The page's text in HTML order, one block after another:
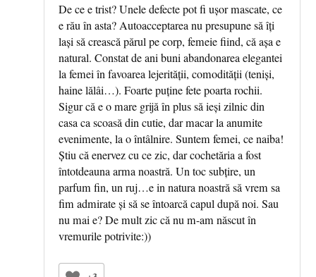
De ce e trist? Unele defecte pot fi ușor mascate, ce
e rău în asta? Autoacceptarea nu presupune să îți
lași să crească părul pe corp, femeie fiind, că așa e
natural. Constat de ani buni abandonarea elegantei
la femei în favoarea lejerității, comodității (teniși,
haine lălâi…). Foarte puține fete poarta rochii.
Sigur că e o mare grijă în plus să ieși zilnic din
casa ca scoasă din cutie, dar macar la anumite
evenimente, la o întâlnire. Suntem femei, ce naiba!
Știu că enervez cu ce zic, dar cochetăria a fost
întotdeauna arma noastră. Un toc subțire, un
parfum fin, un ruj…e in natura noastră să vrem sa
fim admirate și să se întoarcă capul după noi. Sau
nu mai e? De mult zic că nu m-am născut în
vremurile potrivite:))